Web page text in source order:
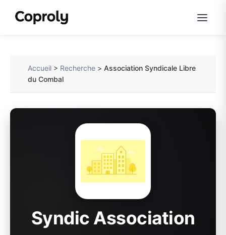
Accueil > Recherche >Association Syndicale Libre
du Combal
Syndic Association